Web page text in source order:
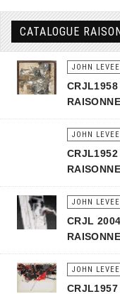
CATALOGUE
JOHN
CRJL1958
JOHN
CRJL1952
JOHN
CRJL
JOHN
CRJL1957